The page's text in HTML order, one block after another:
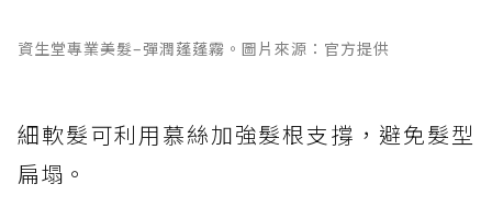
資生堂專業美髮–彈潤蓬蓬霧。圖片來源：官方提供
細軟髮可利用慕絲加強髮根支撐，避免髮型
扁塌。